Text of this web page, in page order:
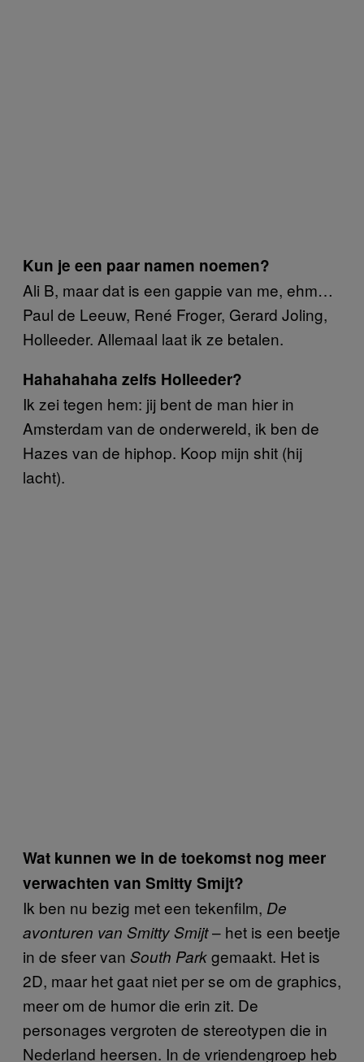
Kun je een paar namen noemen?
Ali B, maar dat is een gappie van me, ehm…
Paul de Leeuw, René Froger, Gerard Joling,
Holleeder. Allemaal laat ik ze betalen.
Hahahahaha zelfs Holleeder?
Ik zei tegen hem: jij bent de man hier in
Amsterdam van de onderwereld, ik ben de
Hazes van de hiphop. Koop mijn shit (hij
lacht).
Wat kunnen we in de toekomst nog meer
verwachten van Smitty Smijt?
Ik ben nu bezig met een tekenfilm, De
avonturen van Smitty Smijt– het is een beetje
in de sfeer van South Parkgemaakt. Het is
2D, maar het gaat niet per se om de graphics,
meer om de humor die erin zit. De
personages vergroten de stereotypen die in
Nederland heersen. In de vriendengroep heb